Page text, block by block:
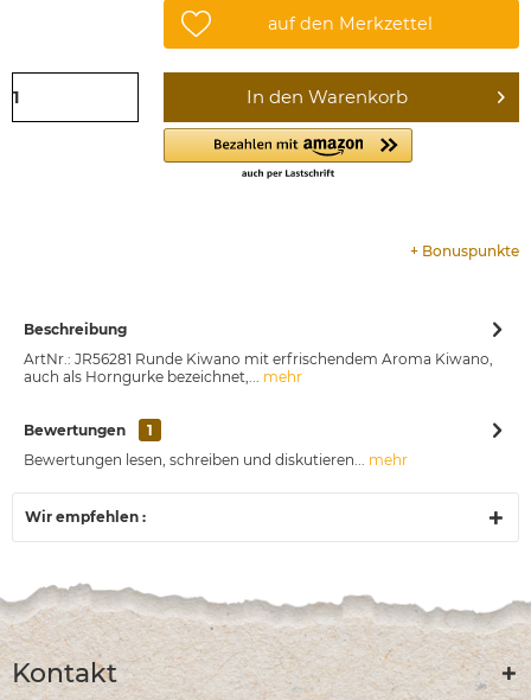
auf den Merkzettel
In den Warenkorb
+ Bonuspunkte
Beschreibung
ArtNr.: JR56281 Runde Kiwano mit erfrischendem Aroma Kiwano,
auch als Horngurke bezeichnet,... mehr
Bewertungen
1
Bewertungen lesen, schreiben und diskutieren... mehr
Wir empfehlen :
Kontakt